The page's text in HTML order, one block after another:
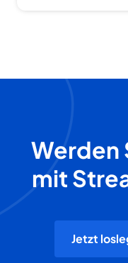
Werden
mit
Jetzt